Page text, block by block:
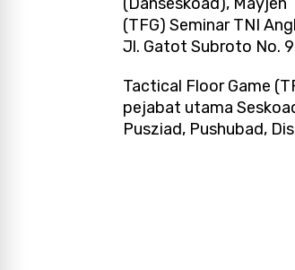
(TFG) Seminar TNI
Jl. Gatot Subroto No.
Tactical Floor Game
pejabat utama
Pusziad, Pushubad,